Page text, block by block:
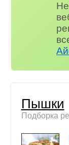
Пышки
Подборка